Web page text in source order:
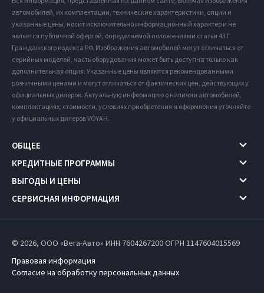
автомобилей, их комплектации, технические характеристики, опции и
указанные цены, носит исключительно информационный характер и не
является публичной офертой, определяемой положениями статьи 437
Гражданского кодекса РФ. Изображения автомобилей могут отличаться от
серийных моделей, часть оборудования может быть доступна только как
дополнительная опция. Указанные цены являются рекомендованными
розничными ценами и могут отличаться от фактических цен, действующих у
официальных дилеров. Актуальную информацию о наличии автомобилей,
комплектациях, стоимости, условиях приобретения и оформления уточняйте
у официальных дилеров VOYAH.
ОБЩЕЕ
КРЕДИТНЫЕ ПРОГРАММЫ
ВЫГОДЫ И ЦЕНЫ
СЕРВИСНАЯ ИНФОРМАЦИЯ
© 2026, ООО «Вега-Авто» ИНН 7604267200ОГРН 1147604015569
Правовая информация
Согласие на обработку персональных данных